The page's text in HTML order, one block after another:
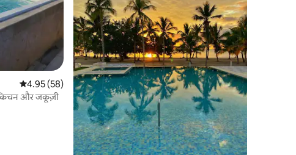
औसत रेटिंग 5 में से 4.95, 58 समीक्षाएँ
4.95 (58)
किचन और जकूज़ी